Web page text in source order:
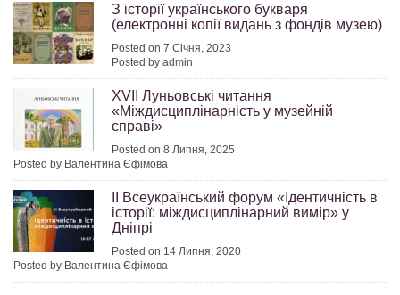
З історії українського букваря
(електронні копії видань з фондів музею)
Posted on 7 Січня, 2023
Posted by admin
ХVІІ Луньовські читання
«Міждисциплінарність у музейній
справі»
Posted on 8 Липня, 2025
Posted by Валентина Єфімова
ІІ Всеукраїнський форум «Ідентичність в
історії: міждисциплінарний вимір» у
Дніпрі
Posted on 14 Липня, 2020
Posted by Валентина Єфімова